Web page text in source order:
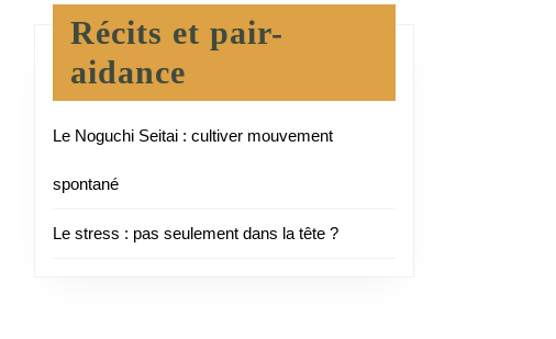
Récits et pair-
aidance
Le Noguchi Seitai : cultiver mouvement
spontané
Le stress : pas seulement dans la tête ?